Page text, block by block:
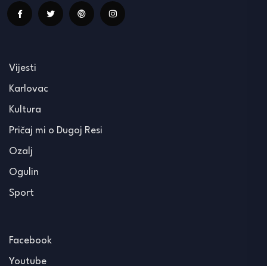
Vijesti
Karlovac
Kultura
Pričaj mi o Dugoj Resi
Ozalj
Ogulin
Sport
Facebook
Youtube